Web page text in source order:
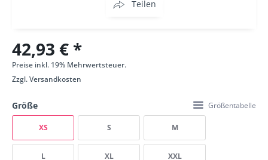
Teilen
42,93 € *
Preise inkl. 19% Mehrwertsteuer.
Zzgl.Versandkosten
Größe Größentabelle
XS S M
L XL XXL